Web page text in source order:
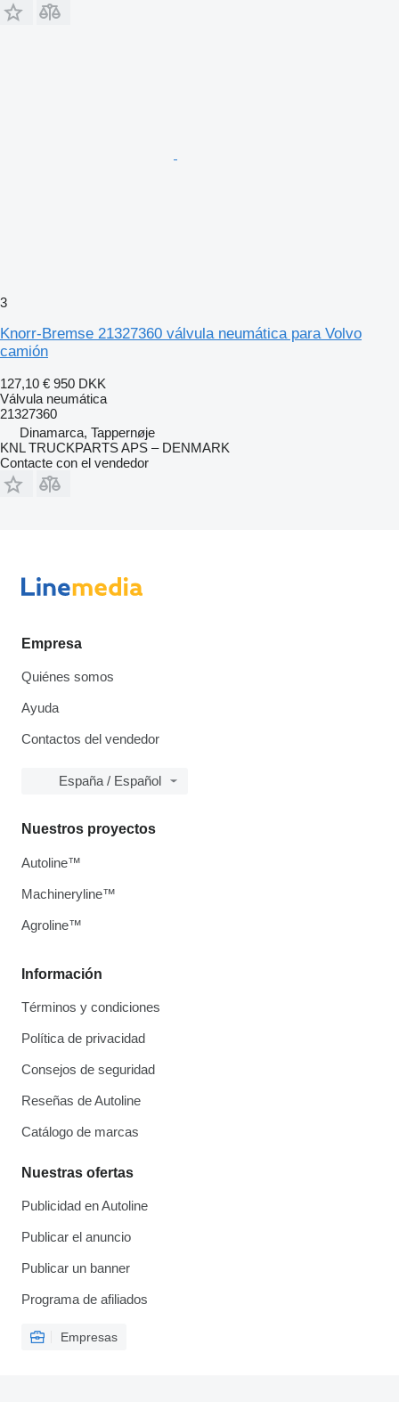
3
Knorr-Bremse 21327360 válvula neumática para Volvo
camión
127,10 € 950 DKK
Válvula neumática
21327360
Dinamarca, Tappernøje
KNL TRUCKPARTS APS – DENMARK
Contacte con el vendedor
Empresa
Quiénes somos
Ayuda
Contactos del vendedor
España / Español
Información
Términos y condiciones
Política de privacidad
Consejos de seguridad
Reseñas de Autoline
Catálogo de marcas
Nuestras ofertas
Publicidad en Autoline
Publicar el anuncio
Publicar un banner
Programa de afiliados
Empresas
Nuestros proyectos
Autoline™
Machineryline™
Agroline™